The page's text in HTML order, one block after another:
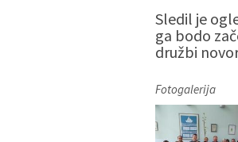
Sledil je
ga bodo
družbi
Fotogalerija